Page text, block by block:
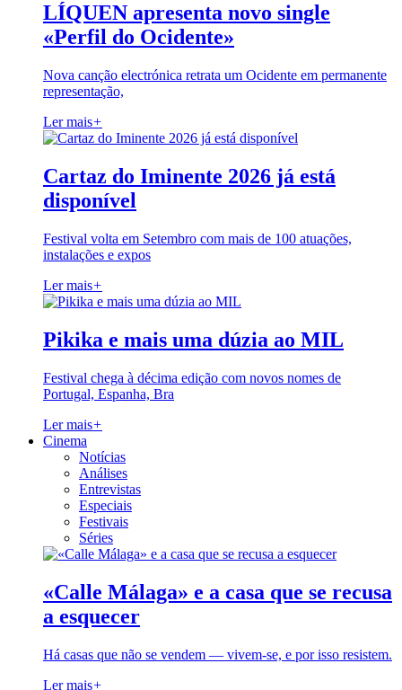
LÍQUEN apresenta novo single
«Perfil do Ocidente»
Nova canção electrónica retrata um Ocidente em permanente
representação,
Ler mais+
Cartaz do Iminente 2026 já está
disponível
Festival volta em Setembro com mais de 100 atuações,
instalações e expos
Ler mais+
Pikika e mais uma dúzia ao MIL
Festival chega à décima edição com novos nomes de
Portugal, Espanha, Bra
Ler mais+
Cinema
Notícias
Análises
Entrevistas
Especiais
Festivais
Séries
«Calle Málaga» e a casa que se recusa
a esquecer
Há casas que não se vendem — vivem-se, e por isso resistem.
Ler mais+